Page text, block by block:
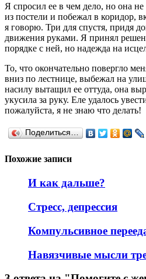
Я спросил ее в чем дело, но она
из постели и побежал в коридор,
я говорю. Три для спустя, придя
движения руками. Я принял
порядке с ней, но надежда на
То, что окончательно повергло
вниз по лестнице, выбежал на
насилу вытащил ее оттуда, она
укусила за руку. Еле удалось
пожалуйста, я не знаю что делать!
Поделиться…
Похожие записи
И как дальше?
Стресс, депрессия
Компульсивное
Навязчивые мысли